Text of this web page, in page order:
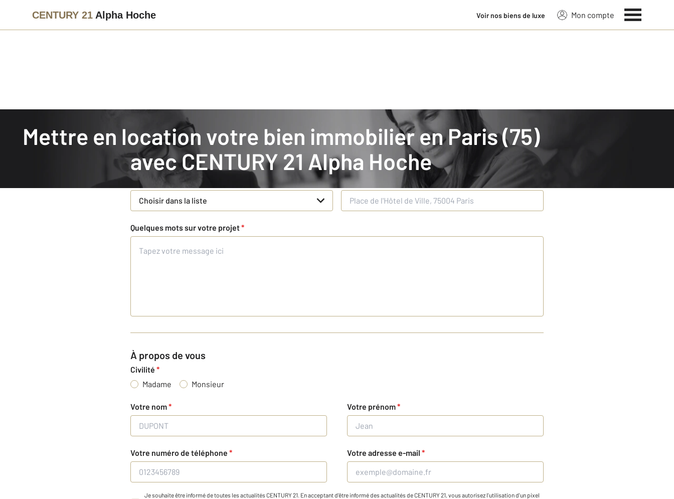
CENTURY 21 Alpha Hoche Voir nos biens de luxe Mon compte
Mettre en location votre bien immobilier en Paris (75)
avecCENTURY 21 Alpha Hoche
Faites estimer gratuitement votre bien en location
Concernant votre bien
Type de bien à estimer
Choisir dans la liste
Adresse du bien à estimer *
Quelques mots sur votre projet*
À propos de vous
Civilité *
Madame
Monsieur
Votre nom* Votre prénom*
Votre numéro de téléphone * Votre adresse e-mail *
Je souhaite être informé de toutes les actualités CENTURY 21. En acceptant d'être informé des actualités de CENTURY 21, vous autorisez l'utilisation d'un pixel